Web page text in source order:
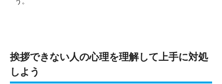
挨拶できない人の心理を理解して上手に対処
しよう